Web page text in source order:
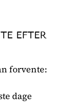
EFTER
forvente:
dage